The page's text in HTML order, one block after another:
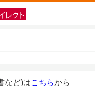
など)はこちらから